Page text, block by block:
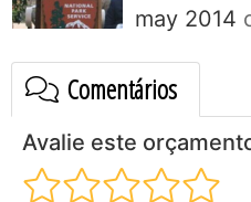
may 2014
Comentários
Avalie este